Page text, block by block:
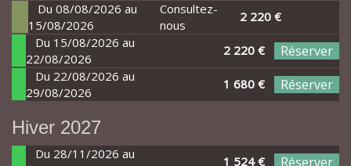
Du 08/08/2026 au
15/08/2026
Consultez-
nous
2 220 €
Du 15/08/2026 au
22/08/2026
2 220 € Réserver
Du 22/08/2026 au
29/08/2026
1 680 € Réserver
Hiver 2027
Du 28/11/2026 au
1 524 € Réserver